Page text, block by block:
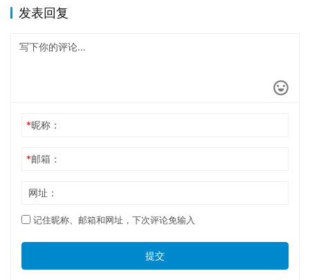
发表回复
*昵称：
*邮箱：
网址：
记住昵称、邮箱和网址，下次评论免输入
提交